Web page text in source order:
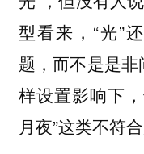
型看来，“光”
题，而不是是
样设置影响下
月夜”这类不符